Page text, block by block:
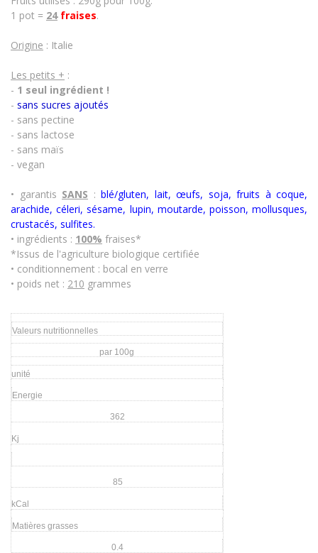
1 pot = 24 fraises.
Origine : Italie
Les petits + :
- 1 seul ingrédient !
- sans sucres ajoutés
- sans pectine
- sans lactose
- sans maïs
- vegan
• garantis SANS : blé/gluten, lait, œufs, soja, fruits à coque,
arachide, céleri, sésame, lupin, moutarde, poisson, mollusques,
crustacés, sulfites.
• ingrédients : 100% fraises*
*Issus de l'agriculture biologique certifiée
• conditionnement : bocal en verre
• poids net : 210 grammes
Valeurs nutritionnelles
par 100g
unité
Energie
362
Kj
85
kCal
Matières grasses
0.4